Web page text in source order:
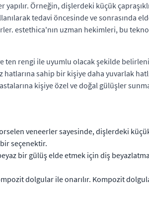
Örneğin, dişlerdeki küçük
tedavi öncesinde ve sonrasında
estethica'nın uzman hekimleri, bu
rengi ile uyumlu olacak şekilde
sahip bir kişiye daha yuvarlak
kişiye özel ve doğal gülüşler
veneerler sayesinde, dişlerdeki
seçenektir.
bir gülüş elde etmek için diş
dolgular ile onarılır. Kompozit